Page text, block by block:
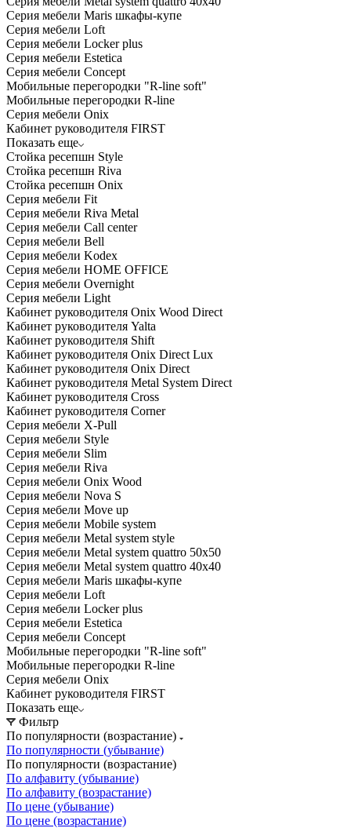
Серия мебели Maris шкафы-купе
Серия мебели Loft
Серия мебели Locker plus
Серия мебели Estetica
Серия мебели Concept
Мобильные перегородки "R-line soft"
Мобильные перегородки R-line
Серия мебели Onix
Кабинет руководителя FIRST
Показать еще
Стойка ресепшн Style
Стойка ресепшн Riva
Стойка ресепшн Onix
Серия мебели Fit
Серия мебели Riva Metal
Серия мебели Call center
Серия мебели Bell
Серия мебели Kodex
Серия мебели HOME OFFICE
Серия мебели Overnight
Серия мебели Light
Кабинет руководителя Onix Wood Direct
Кабинет руководителя Yalta
Кабинет руководителя Shift
Кабинет руководителя Onix Direct Lux
Кабинет руководителя Onix Direct
Кабинет руководителя Metal System Direct
Кабинет руководителя Cross
Кабинет руководителя Corner
Серия мебели X-Pull
Серия мебели Style
Серия мебели Slim
Серия мебели Riva
Серия мебели Onix Wood
Серия мебели Nova S
Серия мебели Move up
Серия мебели Mobile system
Серия мебели Metal system style
Серия мебели Metal system quattro 50x50
Серия мебели Metal system quattro 40x40
Серия мебели Maris шкафы-купе
Серия мебели Loft
Серия мебели Locker plus
Серия мебели Estetica
Серия мебели Concept
Мобильные перегородки "R-line soft"
Мобильные перегородки R-line
Серия мебели Onix
Кабинет руководителя FIRST
Показать еще
Фильтр
По популярности (возрастание)
По популярности (убывание)
По популярности (возрастание)
По алфавиту (убывание)
По алфавиту (возрастание)
По цене (убывание)
По цене (возрастание)